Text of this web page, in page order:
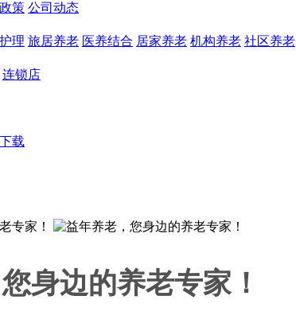
策 公司动态
理 旅居养老 医养结合 居家养老 机构养老 社区养老
连锁店
载
身边的养老专家！